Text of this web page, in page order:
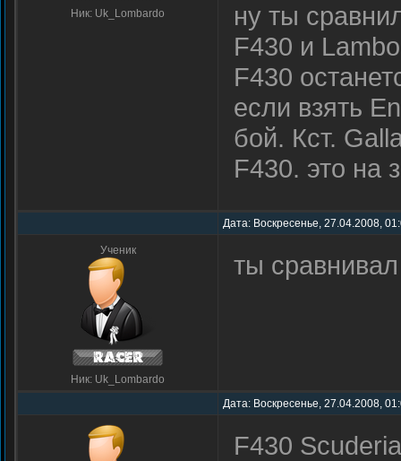
Ник: Uk_Lombardo
ну ты
F430 и
F430
если взять
бой. Кст.
F430. это на
Дата: Воскресенье, 27.04.2008,
Ученик
Ник: Uk_Lombardo
ты
Дата: Воскресенье, 27.04.2008,
F430